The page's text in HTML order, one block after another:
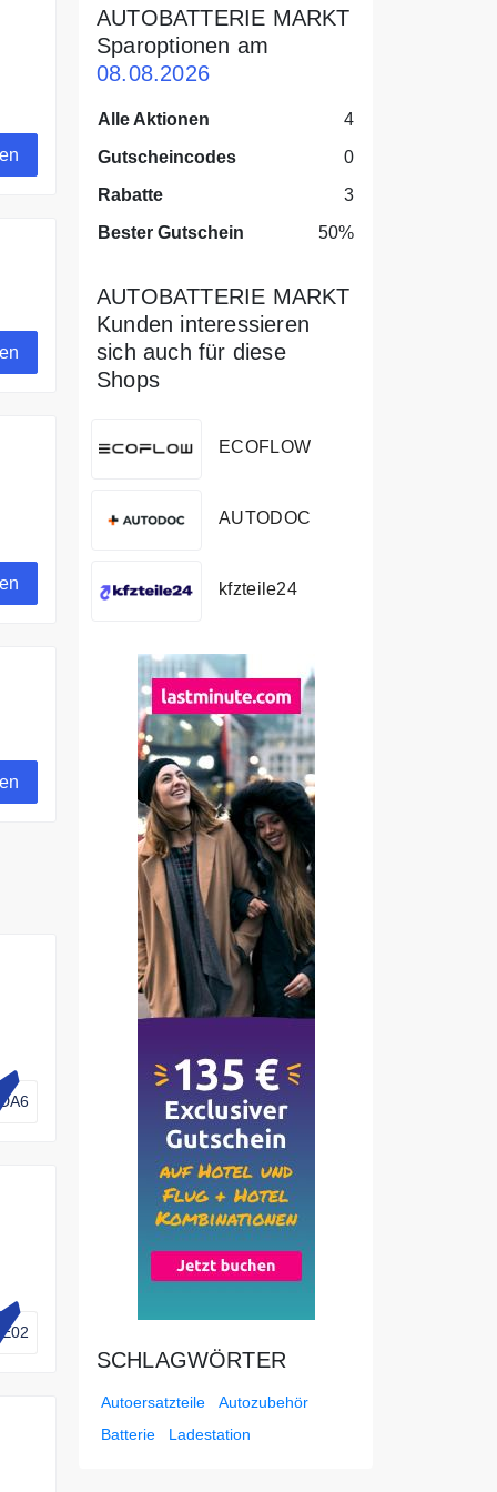
DE02
AUTOBATTERIE MARKT
Sparoptionen am
08.08.2026
Alle Aktionen
4
Gutscheincodes
0
Rabatte
3
Bester Gutschein
50%
AUTOBATTERIE MARKT
Kunden interessieren
sich auch für diese
Shops
ECOFLOW
AUTODOC
kfzteile24
SCHLAGWÖRTER
Autoersatzteile
Autozubehör
Batterie
Ladestation